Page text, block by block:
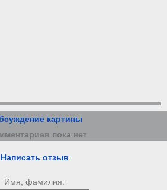
картины
пока нет
Написать отзыв
Имя, фамилия: